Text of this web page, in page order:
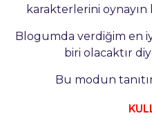
karakterlerini oynayın
Blogumda verdiğim en
biri olacaktır
Bu modun